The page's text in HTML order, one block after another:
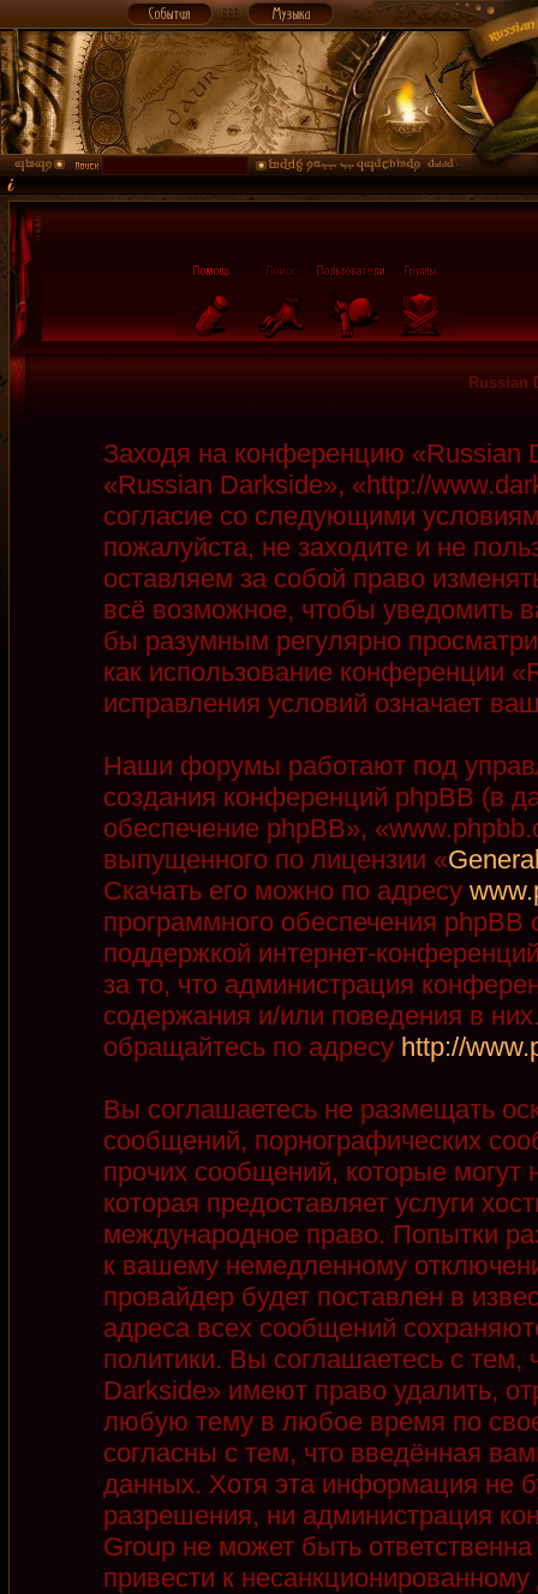
Russian
Заходя на конференцию
«Russian Darkside», «http://
согласие со следующими
пожалуйста, не заходите и не
оставляем за собой право
всё возможное, чтобы уведомить
бы разумным регулярно
как использование конференции
исправления условий означает
Наши форумы работают под
создания конференций phpBB (в
обеспечение phpBB»,
выпущенного по лицензии «
Скачать его можно по адресу
программного обеспечения phpBB
поддержкой интернет-
за то, что администрация
содержания и/или поведения в
обращайтесь по адресу http://
Вы соглашаетесь не размещать
сообщений, порнографических
прочих сообщений, которые
которая предоставляет услуги
международное право. Попытки
к вашему немедленному
провайдер будет поставлен в
адреса всех сообщений
политики. Вы соглашаетесь с
Darkside» имеют право удалить,
любую тему в любое время по
согласны с тем, что введённая
данных. Хотя эта информация не
разрешения, ни администрация
Group не может быть
привести к несанкционированному